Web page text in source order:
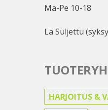
Ma-Pe 10-18
La Suljettu
HARJOITUS &